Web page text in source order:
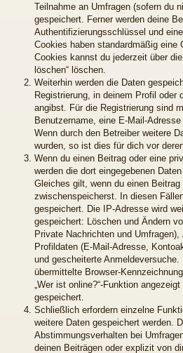
Teilnahme an Umfragen (sofern du
gespeichert. Ferner werden deine
Authentifizierungsschlüssel und
Cookies haben standardmäßig eine
Cookies kannst du jederzeit über
löschen“ löschen.
Weiterhin werden die Daten
Registrierung, in deinem Profil oder
angibst. Für die Registrierung sind
Benutzername, eine E-Mail-
Wenn durch den Betreiber weitere
wurden, so ist dies für dich vor
Wenn du einen Beitrag oder eine
werden die dort eingegebenen
Gleiches gilt, wenn du einen
zwischenspeicherst. In diesen
gespeichert. Die IP-Adresse wird
gespeichert: Löschen und Ändern
Private Nachrichten und
Profildaten (E-Mail-Adresse,
und gescheiterte
übermittelte Browser-
„Wer ist online?“-Funktion
gespeichert.
Schließlich erfordern einzelne
weitere Daten gespeichert werden.
Abstimmungsverhalten bei
deinen Beiträgen oder explizit von